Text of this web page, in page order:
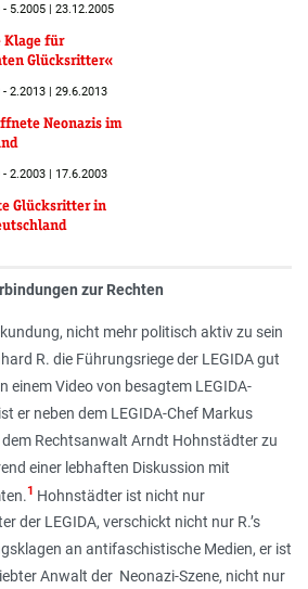
- 5.2005 | 23.12.2005
Klage für
Glücksritter«
- 2.2013 | 29.6.2013
Neonazis im
- 2.2003 | 17.6.2003
Glücksritter in
zur Rechten
nicht mehr politisch aktiv zu sein
R. die Führungsriege der LEGIDA gut
einem Video von besagtem LEGIDA-
er neben dem LEGIDA-Chef Markus
Rechtsanwalt Arndt Hohnstädter zu
einer lebhaften Diskussion mit
1 Hohnstädter ist nicht nur
der LEGIDA, verschickt nicht nur R.’s
an antifaschistische Medien, er ist
Anwalt der Neonazi-Szene, nicht nur